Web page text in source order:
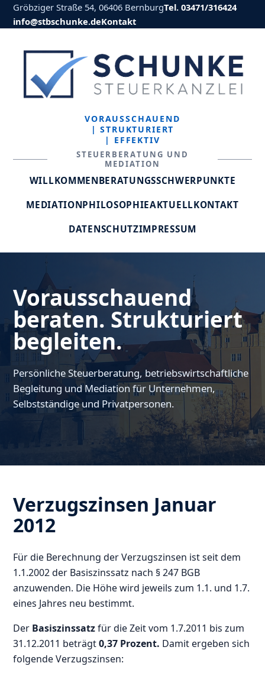
Gröbziger Straße 54, 06406 BernburgTel. 03471/316424
info@stbschunke.deKontakt
VORAUSSCHAUEND
| STRUKTURIERT
| EFFEKTIV
STEUERBERATUNG UND
MEDIATION
WILLKOMMENBERATUNGSSCHWERPUNKTE
MEDIATIONPHILOSOPHIEAKTUELLKONTAKT
DATENSCHUTZIMPRESSUM
Vorausschauend
beraten. Strukturiert
begleiten.
Persönliche Steuerberatung, betriebswirtschaftliche
Begleitung und Mediation für Unternehmen,
Selbstständige und Privatpersonen.
Verzugszinsen Januar
2012
Für die Berechnung der Verzugszinsen ist seit dem
1.1.2002 der Basiszinssatz nach § 247 BGB
anzuwenden. Die Höhe wird jeweils zum 1.1. und 1.7.
eines Jahres neu bestimmt.
Der Basiszinssatzfür die Zeit vom 1.7.2011 bis zum
31.12.2011 beträgt0,37 Prozent. Damit ergeben sich
folgende Verzugszinsen: